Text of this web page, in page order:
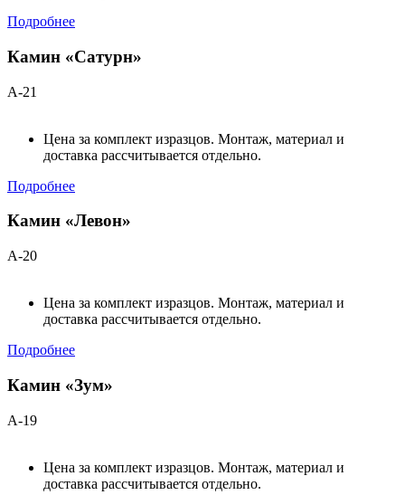
Подробнее
Камин «Сатурн»
А-21
Цена за комплект изразцов. Монтаж, материал и
доставка рассчитывается отдельно.
Подробнее
Камин «Левон»
А-20
Цена за комплект изразцов. Монтаж, материал и
доставка рассчитывается отдельно.
Подробнее
Камин «Зум»
А-19
Цена за комплект изразцов. Монтаж, материал и
доставка рассчитывается отдельно.